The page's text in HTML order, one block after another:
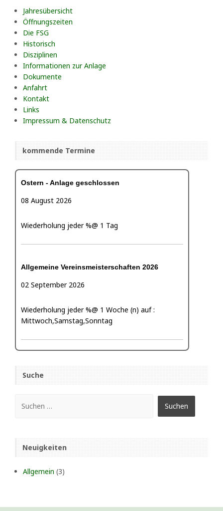
Jahresübersicht
Öffnungszeiten
Die FSG
Historisch
Disziplinen
Informationen zur Anlage
Dokumente
Anfahrt
Kontakt
Links
Impressum & Datenschutz
kommende Termine
Ostern - Anlage geschlossen
08 August 2026
Wiederholung jeder %@ 1 Tag
Allgemeine Vereinsmeisterschaften 2026
02 September 2026
Wiederholung jeder %@ 1 Woche (n) auf :
Mittwoch,Samstag,Sonntag
Suche
Neuigkeiten
Allgemein (3)